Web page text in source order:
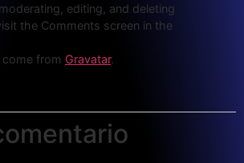
editing, and deleting
the Comments screen in the
from Gravatar.